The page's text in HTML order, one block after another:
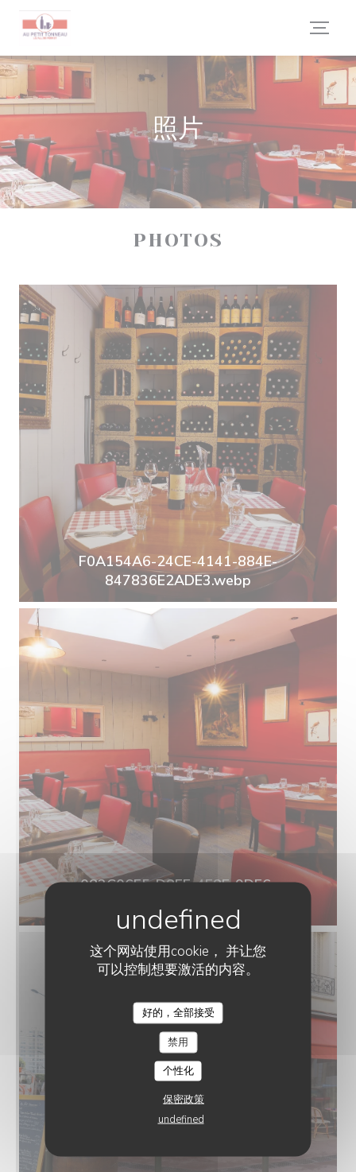
Cookie管理面板
这个网站使用cookie， 并让您
可以控制想要激活的内容。
好的，全部接受
禁用
个性化
保密政策
undefined
照片
PHOTOS
F0A154A6-24CE-4141-884E-
847836E2ADE3.webp
083C06E5-D8FE-4E8F-9DF6-